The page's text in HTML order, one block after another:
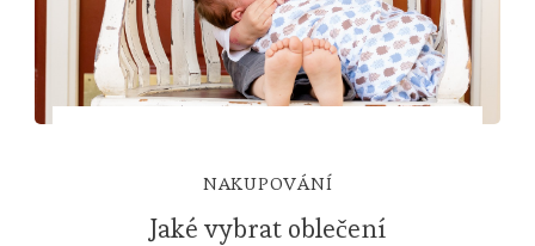
NAKUPOVÁNÍ
Jaké vybrat oblečení